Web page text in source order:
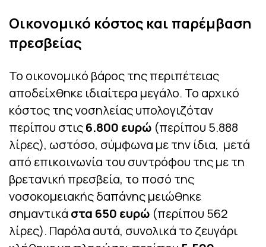
Οικονομικό κόστος και παρέμβαση
πρεσβείας
Το οικονομικό βάρος της περιπέτειας
αποδείχθηκε ιδιαίτερα μεγάλο. Το αρχικό
κόστος της νοσηλείας υπολογιζόταν
περίπου στις6.800 ευρώ (περίπου 5.888
λίρες), ωστόσο, σύμφωνα με την ίδια, μετά
από επικοινωνία του συντρόφου της με τη
βρετανική πρεσβεία, το ποσό της
νοσοκομειακής δαπάνης μειώθηκε
σημαντικά στα 650 ευρώ (περίπου 562
λίρες). Παρόλα αυτά, συνολικά το ζευγάρι